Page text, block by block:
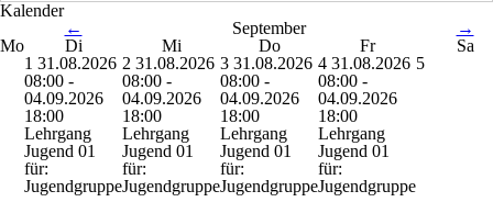
Kalender
←
September
→
Mo
Di Mi Do Fr
Sa
1 31.08.2026
08:00 -
04.09.2026
18:00
Lehrgang
Jugend 01
für:
Jugendgruppe
2 31.08.2026
08:00 -
04.09.2026
18:00
Lehrgang
Jugend 01
für:
Jugendgruppe
3 31.08.2026
08:00 -
04.09.2026
18:00
Lehrgang
Jugend 01
für:
Jugendgruppe
4 31.08.2026
08:00 -
04.09.2026
18:00
Lehrgang
Jugend 01
für:
Jugendgruppe
5